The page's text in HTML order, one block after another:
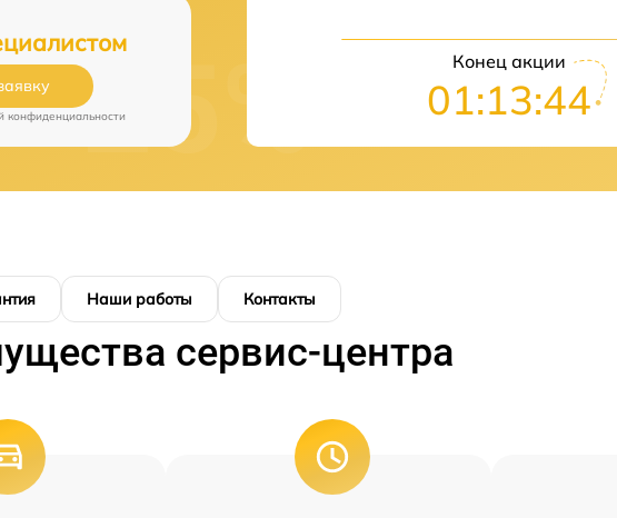
конфиденциальности
Конец акции
01:13:43
Наши работы Контакты
сервис-центра